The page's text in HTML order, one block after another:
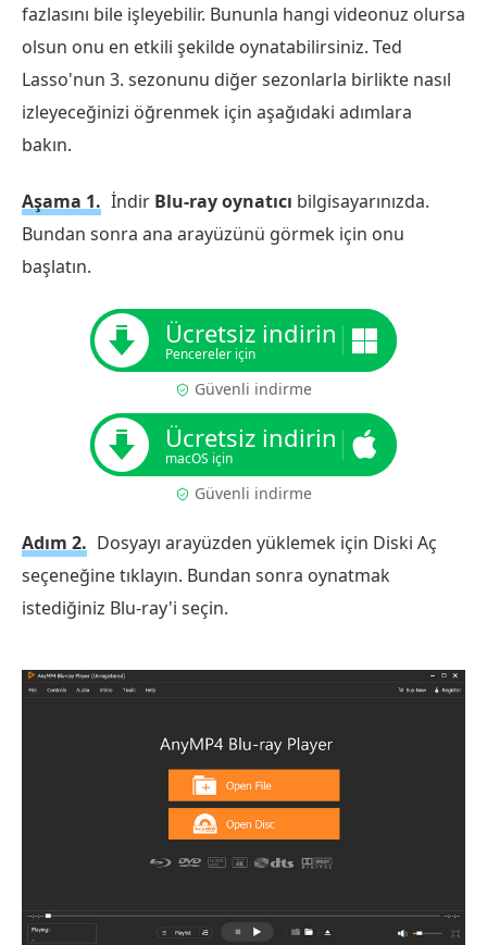
fazlasını bile işleyebilir. Bununla hangi videonuz olursa
olsun onu en etkili şekilde oynatabilirsiniz. Ted
Lasso'nun 3. sezonunu diğer sezonlarla birlikte nasıl
izleyeceğinizi öğrenmek için aşağıdaki adımlara
bakın.
Aşama 1. İndir Blu-ray oynatıcı bilgisayarınızda.
Bundan sonra ana arayüzünü görmek için onu
başlatın.
Ücretsiz indirin
Pencereler için
Güvenli indirme
Ücretsiz indirin
macOS için
Güvenli indirme
Adım 2. Dosyayı arayüzden yüklemek için Diski Aç
seçeneğine tıklayın. Bundan sonra oynatmak
istediğiniz Blu-ray'i seçin.